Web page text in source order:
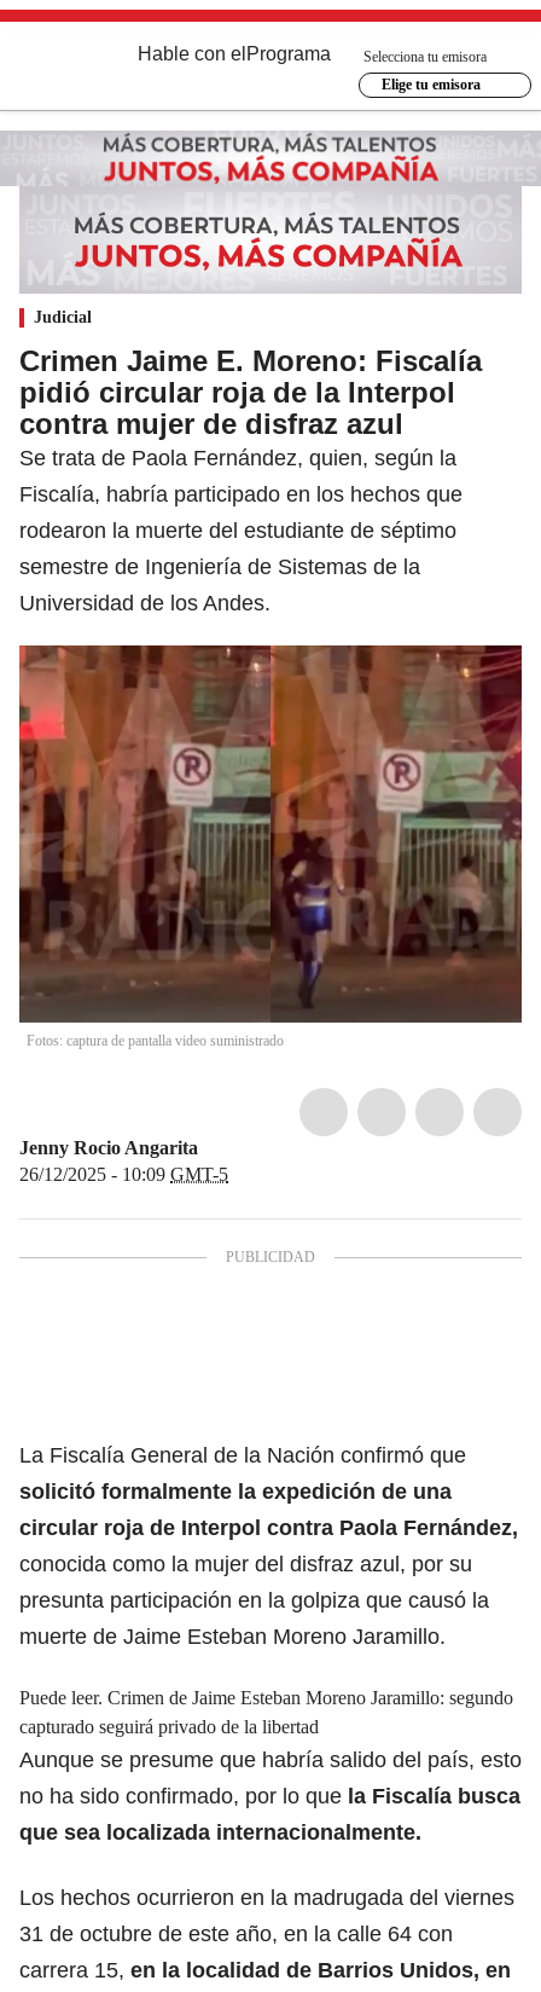
Hable con el Programa
Selecciona tu emisora
Elige tu emisora
Judicial
Crimen Jaime E. Moreno: Fiscalía
pidió circular roja de la Interpol
contra mujer de disfraz azul
Se trata de Paola Fernández, quien, según la
Fiscalía, habría participado en los hechos que
rodearon la muerte del estudiante de séptimo
semestre de Ingeniería de Sistemas de la
Universidad de los Andes.
Fotos: captura de pantalla video suministrado
Jenny Rocio Angarita
26/12/2025 - 10:09 GMT-5
La Fiscalía General de la Nación confirmó que
solicitó formalmente la expedición de una
circular roja de Interpol contra Paola Fernández,
conocida como la mujer del disfraz azul, por su
presunta participación en la golpiza que causó la
muerte de Jaime Esteban Moreno Jaramillo.
Puede leer. Crimen de Jaime Esteban Moreno Jaramillo: segundo
capturado seguirá privado de la libertad
Aunque se presume que habría salido del país, esto
no ha sido confirmado, por lo que la Fiscalía busca
que sea localizada internacionalmente.
Los hechos ocurrieron en la madrugada del viernes
31 de octubre de este año, en la calle 64 con
carrera 15, en la localidad de Barrios Unidos, en